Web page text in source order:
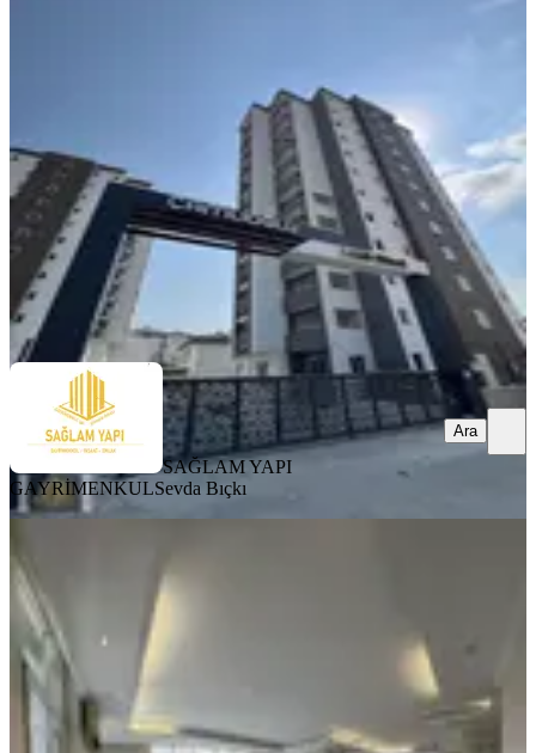
Seyhan, Gürselpaşa Mahallesi
150 m²· 8. Kat · 08.08.2026
43.000 ₺
SAĞLAM YAPI GAYRİMENKULSevda Bıçkı
Ara
SAĞLAM YAPI
GAYRİMENKULSevda Bıçkı
Ara
Parkına Yakın-4+1+kilerli-doğ.ç.b
Kiralık Daire
08.08.2026
55.000 ₺